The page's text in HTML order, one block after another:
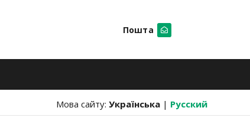
Пошта
Мова сайту: Українська | Русский